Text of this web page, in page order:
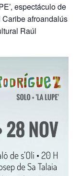
espectáculo de
afroandalús
Raúl